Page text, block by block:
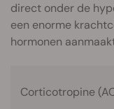
direct onder de
een enorme
hormonen
Corticotropine